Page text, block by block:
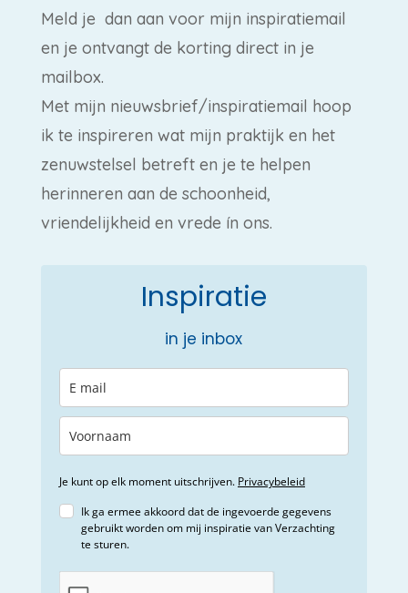
Meld je dan aan voor mijn inspiratiemail
en je ontvangt de korting direct in je
mailbox.
Met mijn nieuwsbrief/inspiratiemail hoop
ik te inspireren wat mijn praktijk en het
zenuwstelsel betreft en je te helpen
herinneren aan de schoonheid,
vriendelijkheid en vrede ín ons.
Inspiratie
in je inbox
Je kunt op elk moment uitschrijven. Privacybeleid
Ik ga ermee akkoord dat de ingevoerde gegevens
gebruikt worden om mij inspiratie van Verzachting
te sturen.